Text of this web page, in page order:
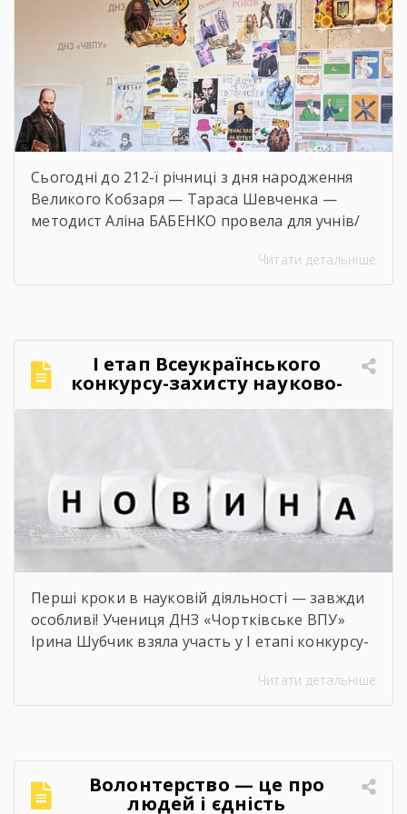
Сьогодні до 212-ї річниці з дня народження
Великого Кобзаря — Тараса Шевченка —
методист Аліна БАБЕНКО провела для учнів/
закладу інтерактивний захід «Кобзар
поезії, а також разом виконали безсмертний
[…]
Читати детальніше
І етап Всеукраїнського
конкурсу-захисту науково-
дослідницьких робіт учнів-
Перші кроки в науковій діяльності — завжди
особливі! Учениця ДНЗ «Чортківське ВПУ»
Ірина Шубчик взяла участь у І етапі конкурсу-
«Сучасний стан та перспективи розвитку
аналізом та прагненням осмислити сучасні
Читати детальніше
Волонтерство — це про
людей і єдність